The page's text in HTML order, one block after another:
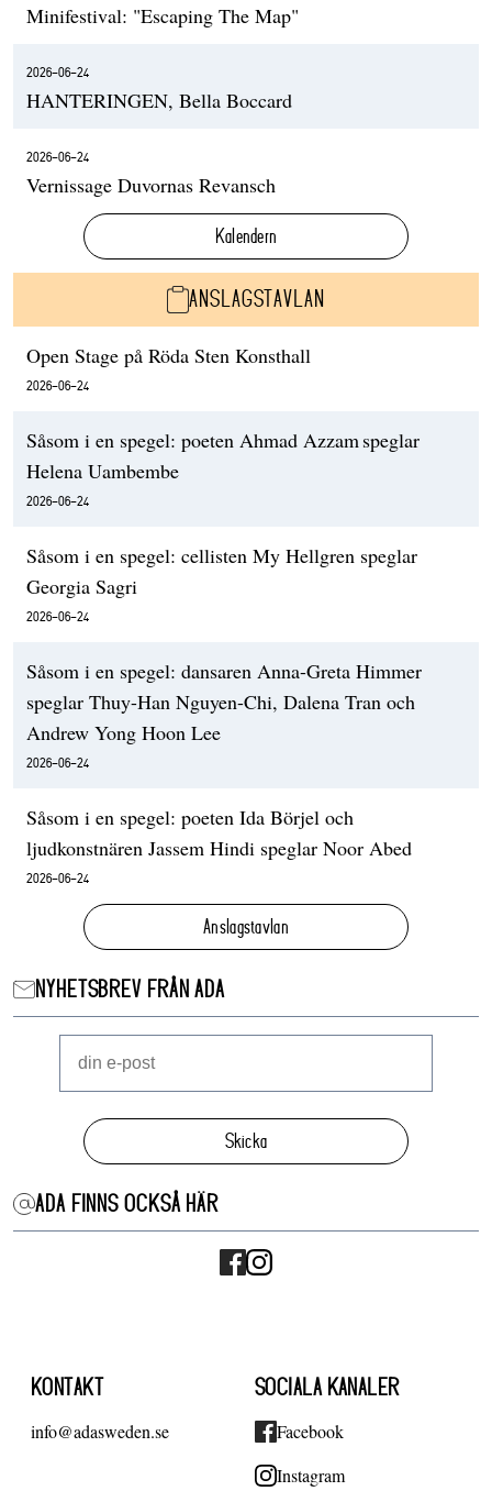
Minifestival: "Escaping The Map"
2026-06-24
HANTERINGEN, Bella Boccard
2026-06-24
Vernissage Duvornas Revansch
Kalendern
ANSLAGSTAVLAN
Open Stage på Röda Sten Konsthall
2026-06-24
Såsom i en spegel: poeten Ahmad Azzam speglar
Helena Uambembe
2026-06-24
Såsom i en spegel: cellisten My Hellgren speglar
Georgia Sagri
2026-06-24
Såsom i en spegel: dansaren Anna-Greta Himmer
speglar Thuy-Han Nguyen-Chi, Dalena Tran och
Andrew Yong Hoon Lee
2026-06-24
Såsom i en spegel: poeten Ida Börjel och
ljudkonstnären Jassem Hindi speglar Noor Abed
2026-06-24
Anslagstavlan
NYHETSBREV FRÅN ADA
Skicka
ADA FINNS OCKSÅ HÄR
KONTAKT
info@adasweden.se
SOCIALA KANALER
Facebook
Instagram